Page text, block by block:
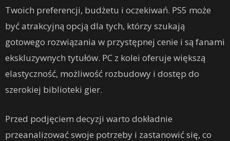
Twoich preferencji, budżetu i oczekiwań. PS5 może
być atrakcyjną opcją dla tych, którzy szukają
gotowego rozwiązania w przystępnej cenie i są fanami
ekskluzywnych tytułów. PC z kolei oferuje większą
elastyczność, możliwość rozbudowy i dostęp do
szerokiej biblioteki gier.
Przed podjęciem decyzji warto dokładnie
przeanalizować swoje potrzeby i zastanowić się, co